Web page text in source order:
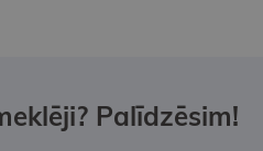
Palīdzēsim!